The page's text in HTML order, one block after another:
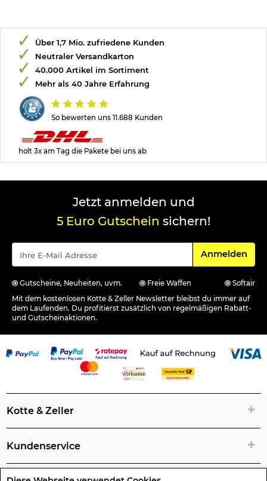
So bewerten uns 11.688 Kunden
Über 1,7 Mio. zufriedene Kunden
Neutraler Versandkarton
40.000 Artikel im Sortiment
Mehr als 40 Jahre Erfahrung
holt 3x am Tag die Pakete bei uns ab
Jetzt anmelden und
5 Euro Gutschein sichern!
Für den
Anmelden
Gutscheine, Neuheiten, uvm. Freie Waffen
Softair
Mit dem kostenlosen Kotte & Zeller Newsletter bleibst du immer auf
dem Laufenden. Du profitierst zusätzlich von regelmäßigen Rabatt-
und Gutscheinaktionen.
Kotte & Zeller
Kundenservice